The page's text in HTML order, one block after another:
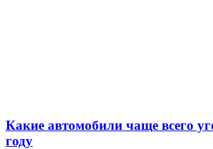
Какие автомобили чаще всего
году